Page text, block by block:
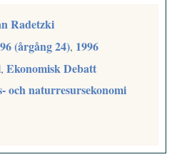
Radetzki
(årgång 24), 1996
,Ekonomisk Debatt
och naturresursekonomi